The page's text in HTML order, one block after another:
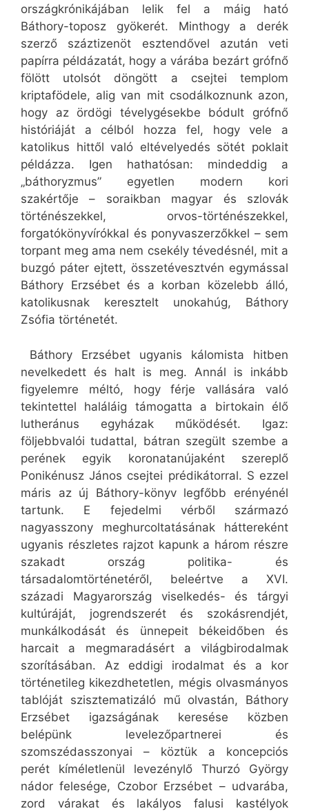
országkrónikájában lelik fel a máig ható
Báthory-toposz gyökerét. Minthogy a derék
szerző száztizenöt esztendővel azután veti
papírra példázatát, hogy a várába bezárt grófnő
fölött utolsót döngött a csejtei templom
kriptafödele, alig van mit csodálkoznunk azon,
hogy az ördögi tévelygésekbe bódult grófnő
históriáját a célból hozza fel, hogy vele a
katolikus hittől való eltévelyedés sötét poklait
példázza. Igen hathatósan: mindeddig a
„báthoryzmus” egyetlen modern kori
szakértője – soraikban magyar és szlovák
történészekkel, orvos-történészekkel,
forgatókönyvírókkal és ponyvaszerzőkkel – sem
torpant meg ama nem csekély tévedésnél, mit a
buzgó páter ejtett, összetévesztvén egymással
Báthory Erzsébet és a korban közelebb álló,
katolikusnak keresztelt unokahúg, Báthory
Zsófia történetét.
Báthory Erzsébet ugyanis kálomista hitben
nevelkedett és halt is meg. Annál is inkább
figyelemre méltó, hogy férje vallására való
tekintettel haláláig támogatta a birtokain élő
lutheránus egyházak működését. Igaz:
följebbvalói tudattal, bátran szegült szembe a
perének egyik koronatanújaként szereplő
Ponikénusz János csejtei prédikátorral. S ezzel
máris az új Báthory-könyv legfőbb erényénél
tartunk. E fejedelmi vérből származó
nagyasszony meghurcoltatásának háttereként
ugyanis részletes rajzot kapunk a három részre
szakadt ország politika- és
társadalomtörténetéről, beleértve a XVI.
századi Magyarország viselkedés- és tárgyi
kultúráját, jogrendszerét és szokásrendjét,
munkálkodását és ünnepeit békeidőben és
harcait a megmaradásért a világbirodalmak
szorításában. Az eddigi irodalmat és a kor
történetileg kikezdhetetlen, mégis olvasmányos
tablóját szisztematizáló mű olvastán, Báthory
Erzsébet igazságának keresése közben
belépünk levelezőpartnerei és
szomszédasszonyai – köztük a koncepciós
perét kíméletlenül levezénylő Thurzó György
nádor felesége, Czobor Erzsébet – udvarába,
zord várakat és lakályos falusi kastélyok